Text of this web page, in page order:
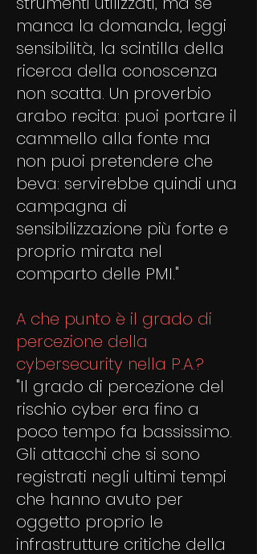
manca la domanda, leggi
sensibilità, la scintilla della
ricerca della conoscenza
non scatta. Un proverbio
arabo recita: puoi portare il
cammello alla fonte ma
non puoi pretendere che
beva: servirebbe quindi una
campagna di
sensibilizzazione più forte e
proprio mirata nel
comparto delle PMI."
A che punto è il grado di
percezione della
cybersecurity nella P.A.?
"Il grado di percezione del
rischio cyber era fino a
poco tempo fa bassissimo.
Gli attacchi che si sono
registrati negli ultimi tempi
che hanno avuto per
oggetto proprio le
infrastrutture critiche della